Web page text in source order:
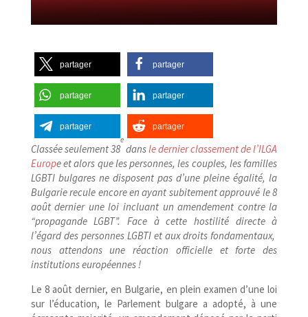
partager partager
partager partager
partager partager
Classée seulement 38
e
dansle dernier classement de l’ILGA
Europe et alors que les personnes, les couples, les familles
LGBTI bulgares ne disposent pas d’une pleine égalité, la
Bulgarie recule encore en ayant subitement approuvé le 8
août dernier une loi incluant un amendement contre la
“propagande LGBT”. Face à cette hostilité directe à
l’égard des personnes LGBTI et aux droits fondamentaux,
nous attendons une réaction officielle et forte des
institutions européennes !
Le 8 août dernier, en Bulgarie, en plein examen d’une loi
sur l’éducation, le Parlement bulgare a adopté, à une